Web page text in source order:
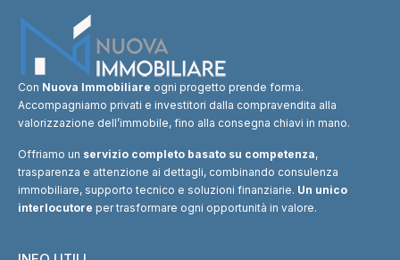
Con Nuova Immobiliare ogni progetto prende forma.
Accompagniamo privati e investitori dalla compravendita alla
valorizzazione dell’immobile, fino alla consegna chiavi in mano.
Offriamo un servizio completo basato su competenza,
trasparenza e attenzione ai dettagli, combinando consulenza
immobiliare, supporto tecnico e soluzioni finanziarie. Un unico
interlocutore per trasformare ogni opportunità in valore.